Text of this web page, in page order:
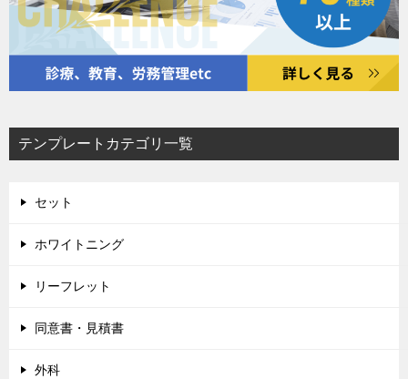
テンプレートカテゴリ一覧
セット
ホワイトニング
リーフレット
同意書・見積書
外科